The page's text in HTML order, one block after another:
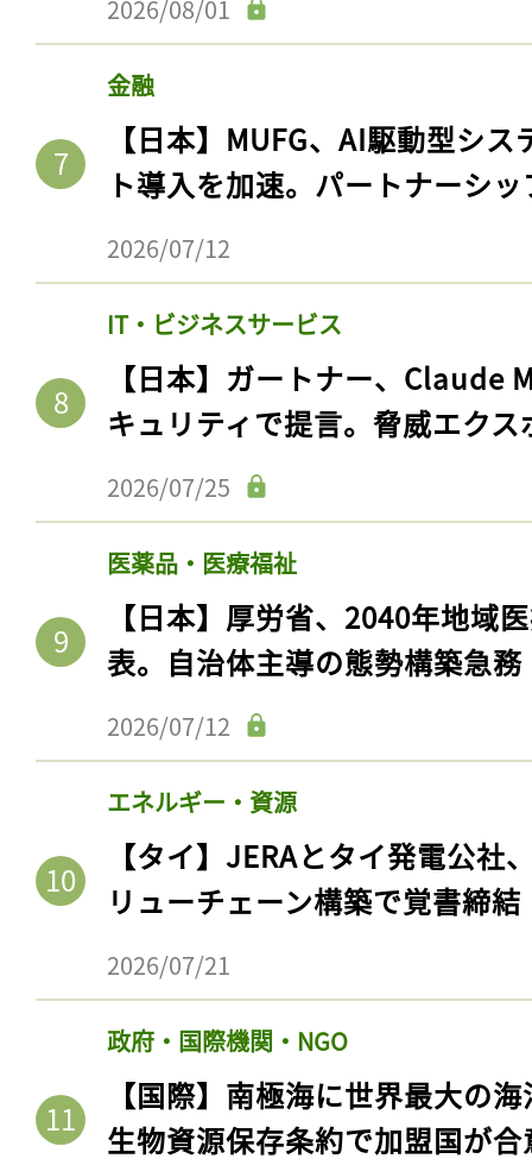
2026/08/01
金融
【日本】MUFG、AI駆動型シ
ト導入を加速。パートナーシ
2026/07/12
IT・ビジネスサービス
【日本】ガートナー、Claude
キュリティで提言。脅威エク
2026/07/25
医薬品・医療福祉
【日本】厚労省、2040年地域
表。自治体主導の態勢構築急務
2026/07/12
エネルギー・資源
【タイ】JERAとタイ発電公社
リューチェーン構築で覚書締結
2026/07/21
政府・国際機関・NGO
【国際】南極海に世界最大の
生物資源保存条約で加盟国が合